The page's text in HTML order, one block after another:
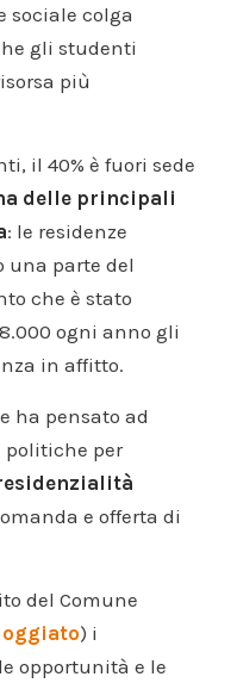
sociale colga
gli studenti
più
il 40% è fuori sede
delle principali
: le residenze
una parte del
che è stato
ogni anno gli
in affitto.
ha pensato ad
politiche per
e offerta di
del Comune
) i
opportunità e le